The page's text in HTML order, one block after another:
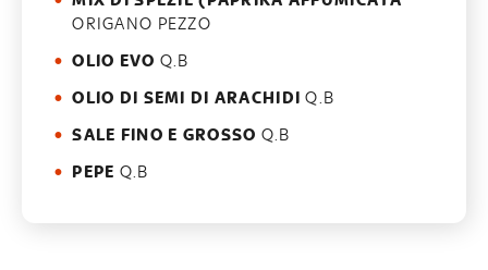
ORIGANO PEZZO
OLIO EVO Q.B
OLIO DI SEMI DI ARACHIDI Q.B
SALE FINO E GROSSO Q.B
PEPE Q.B